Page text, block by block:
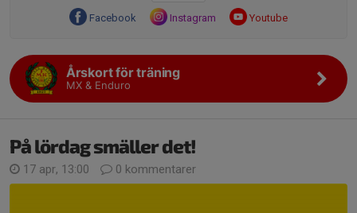
Facebook Instagram Youtube
Årskort för träning
MX & Enduro
På lördag smäller det!
17 apr, 13:00 0 kommentarer